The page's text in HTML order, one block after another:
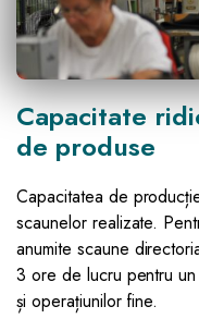
Capacitate
de produse
Capacitatea de
scaunelor realizate.
anumite scaune
3 ore de lucru pentru
și operațiunilor fine.